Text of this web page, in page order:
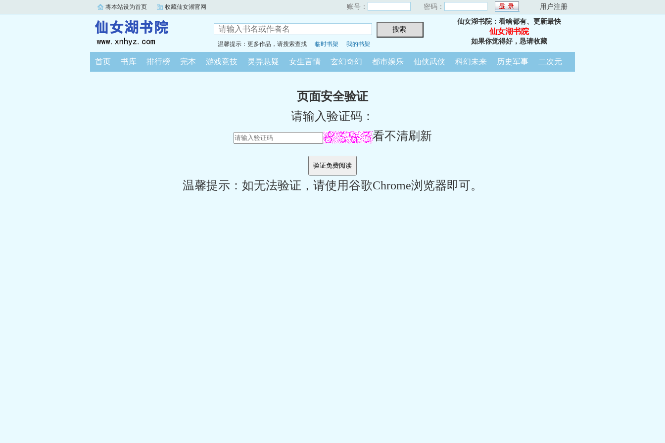
将本站设为首页 收藏仙女湖官网 账号： 密码： 用户注册
温馨提示：更多作品，请搜索查找 临时书架 我的书架
仙女湖书院：看啥都有、更新最快
仙女湖书院
如果你觉得好，恳请收藏
首页 书库 排行榜 完本 游戏竞技 灵异悬疑 女生言情 玄幻奇幻 都市娱乐 仙侠武侠 科幻未来 历史军事 二次元
页面安全验证
请输入验证码：
看不清刷新
温馨提示：如无法验证，请使用谷歌Chrome浏览器即可。